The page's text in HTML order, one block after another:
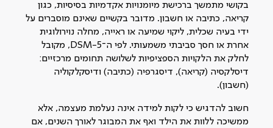
בקושי מתמשך ברכישת מיומנויות אקדמיות בסיסיות, כגון
קריאה, כתיבה או חשבון. מדובר בקשיים שאינם מוסברים על
ידי בעיה שכלית, ליקוי שמיעה או ראייה, מחלה נוירולוגית
אחרת או חסך סביבתי משמעותי. לפי ה־DSM-5, מקובל
לחלק את הלקויות הספציפיות לשלושה תחומים מרכזיים:
דיסלקסיה (קריאה), דיסגרפיה (כתיבה) ודיסקלקוליה
(חשבון).
חשוב להדגיש כי לקות למידה אינה נעלמת מעצמה, אלא
ממשיכה ללוות את הילד ואף את המבוגר לאורך השנים, אם